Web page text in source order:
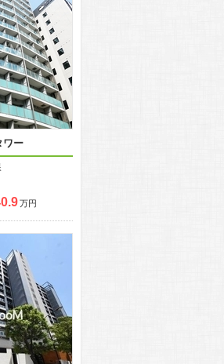
2
ワー
万円
2